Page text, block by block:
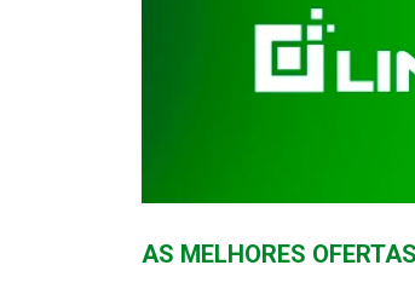
AS MELHORES OFERTAS